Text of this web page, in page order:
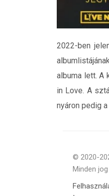
2022-ben
albuma lett. A
in Love. A
nyáron pedig
© 2020-
Minden